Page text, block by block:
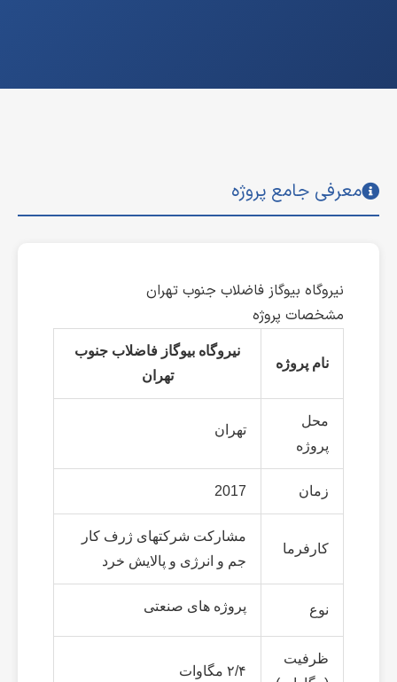
معرفی جامع پروژه
نیروگاه بیوگاز فاضلاب جنوب تهران
مشخصات پروژه
نام پروژه
نیروگاه بیوگاز فاضلاب جنوب
تهران
محل
پروژه
تهران
زمان 2017
کارفرما
مشارکت شرکتهای ژرف کار
جم و انرژی و پالایش خرد
نوع پروژه های صنعتی
ظرفیت
۲/۴ مگاوات